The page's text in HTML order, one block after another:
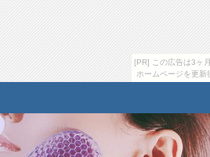
[PR] この広告は3ヶ
ホームページを更